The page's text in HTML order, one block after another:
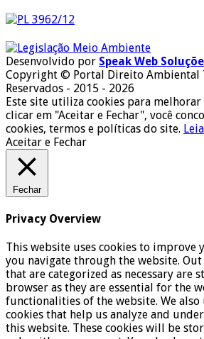
Desenvolvido por Speak Web
Copyright © Portal Direito Ambiental
Reservados - 2015 - 2026
Este site utiliza cookies para melhorar
clicar em "Aceitar e Fechar", você
cookies, termos e políticas do site.
Aceitar e Fechar
Fechar
Privacy Overview
This website uses cookies to improve
you navigate through the website. Out
that are categorized as necessary are
browser as they are essential for the
functionalities of the website. We
cookies that help us analyze and
this website. These cookies will be